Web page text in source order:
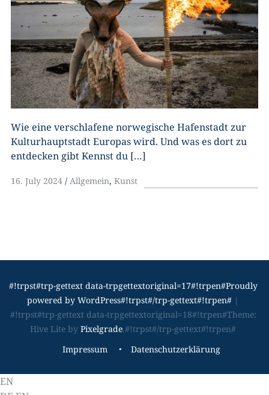
Wie eine verschlafene norwegische Hafenstadt zur
Kulturhauptstadt Europas wird. Und was es dort zu
entdecken gibt Kennst du […]
16. July 2024 Allgemein, Kunst
#!trpst#trp-gettext data-trpgettextoriginal=17#!trpen#Proudly
powered by WordPress#!trpst#/trp-gettext#!trpen# |
#!trpst#trp-gettext data-trpgettextoriginal=18#!trpen#Theme:
Hive Lite byPixelgrade.#!trpst#/trp-gettext#!trpen#
trpgettextoriginal=19#!trpen#Footer
navigation#!trpst#/trp-
Impressum Datenschutzerklärung
EN